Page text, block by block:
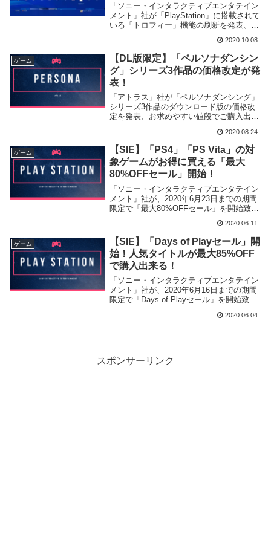
「ソニー・インタラクティブエンタテイン
メント」社が「PlayStation」に搭載されて
いる「トロフィー」機能の刷新を発表、本
2020.10.08
ゲーム
【DL版限定】「ペルソナダンシン
グ」シリーズ3作品の価格改定が発
表！
「アトラス」社が「ペルソナダンシング」
シリーズ3作品のダウンロード版の価格改
定を発表、お求めやすい値段でご購入出来
2020.08.24
ゲーム
【SIE】「PS4」「PS Vita」の対
象ゲームがお得に買える「最大
80%OFFセール」開始！
「ソニー・インタラクティブエンタテイン
メント」社が、2020年6月23日までの期間
限定で「最大80%OFFセール」を開始致し
2020.06.11
ゲーム
【SIE】「Days of Playセール」開
始！人気タイトルが最大85%OFF
で購入出来る！
「ソニー・インタラクティブエンタテイン
メント」社が、2020年6月16日までの期間
限定で「Days of Playセール」を開始致し
2020.06.04
スポンサーリンク